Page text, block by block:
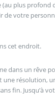
(au plus profond
de votre
cet endroit.
dans un rêve
une résolution,
fin. Jusqu’à